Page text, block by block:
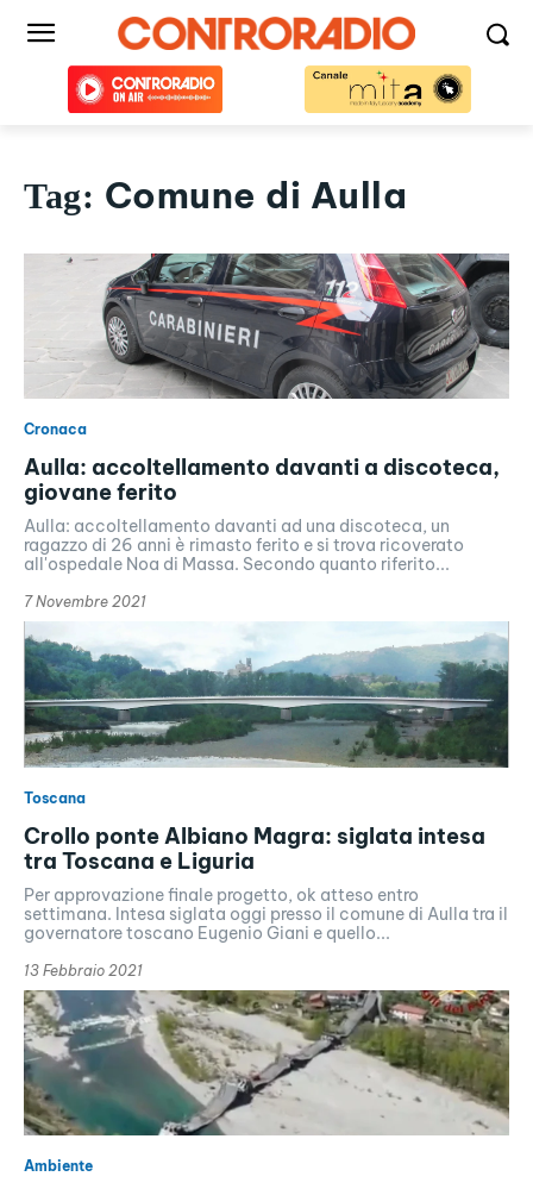
Tag: Comune di Aulla
Cronaca
Aulla: accoltellamento davanti a discoteca,
giovane ferito
Aulla: accoltellamento davanti ad una discoteca, un
ragazzo di 26 anni è rimasto ferito e si trova ricoverato
all'ospedale Noa di Massa. Secondo quanto riferito...
7 Novembre 2021
Toscana
Crollo ponte Albiano Magra: siglata intesa
tra Toscana e Liguria
Per approvazione finale progetto, ok atteso entro
settimana. Intesa siglata oggi presso il comune di Aulla tra il
governatore toscano Eugenio Giani e quello...
13 Febbraio 2021
Ambiente